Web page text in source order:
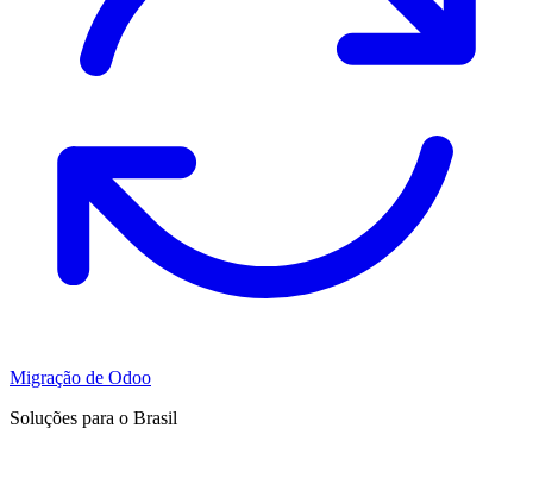
Migração de Odoo
Soluções para o Brasil